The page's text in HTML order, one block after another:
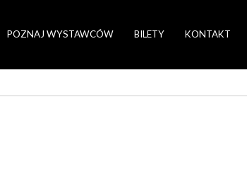
POZNAJ WYSTAWCÓW BILETY KONTAKT